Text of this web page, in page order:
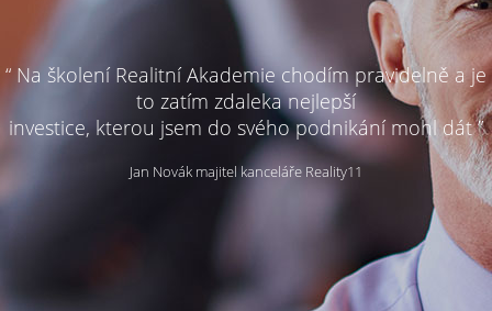
“ Na školení Realitní Akademie chodím pravidelně a je
to zatím zdaleka nejlepší
investice, kterou jsem do svého podnikání mohl dát ”
Jan Novák majitel kanceláře Reality11